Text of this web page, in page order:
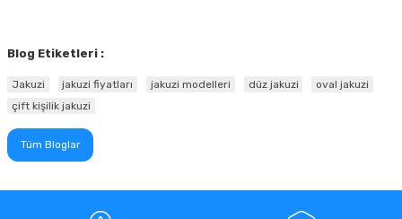
Blog Etiketleri :
Jakuzi jakuzi fiyatları jakuzi modelleri düz jakuzi
oval jakuzi
çift kişilik jakuzi
Tüm Bloglar